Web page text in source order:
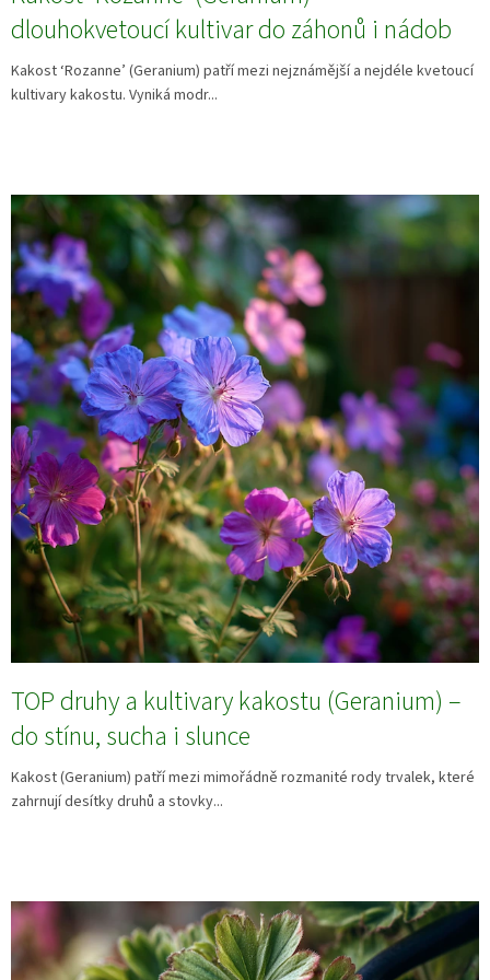
dlouhokvetoucí kultivar do záhonů i nádob
Kakost ‘Rozanne’ (Geranium) patří mezi nejznámější a nejdéle kvetoucí
kultivary kakostu. Vyniká modr...
TOP druhy a kultivary kakostu (Geranium) –
do stínu, sucha i slunce
Kakost (Geranium) patří mezi mimořádně rozmanité rody trvalek, které
zahrnují desítky druhů a stovky...